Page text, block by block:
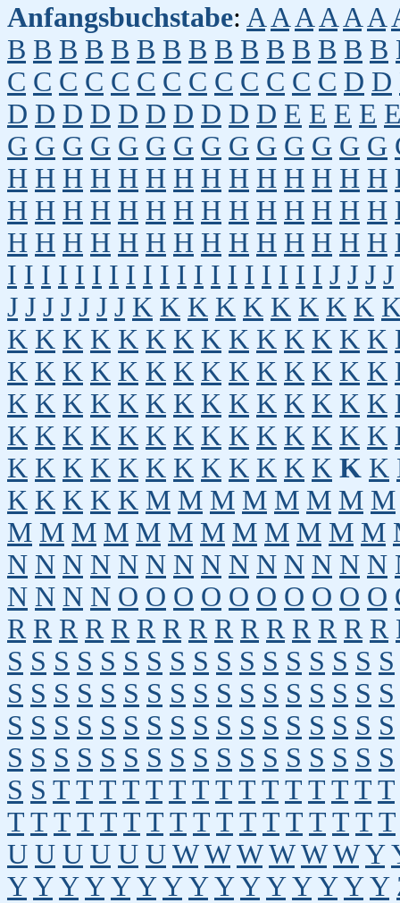
Anfangsbuchstabe: A A A A A A
B B B B B B B B B B B B B B B
C C C C C C C C C C C C C D D
D D D D D D D D D D E E E E
G G G G G G G G G G G G G G
H H H H H H H H H H H H H H
H H H H H H H H H H H H H H
H H H H H H H H H H H H H H
I I I I I I I I I I I I I I I I I I I J J J J
J J J J J J J K K K K K K K K K
K K K K K K K K K K K K K K
K K K K K K K K K K K K K K
K K K K K K K K K K K K K K
K K K K K K K K K K K K K K
K K K K K K K K K K K K K K
K K K K K M M M M M M M M
M M M M M M M M M M M M
N N N N N N N N N N N N N N
N N N N O O O O O O O O O O
R R R R R R R R R R R R R R R
S S S S S S S S S S S S S S S S S
S S S S S S S S S S S S S S S S S
S S S S S S S S S S S S S S S S S
S S S S S S S S S S S S S S S S S
S S T T T T T T T T T T T T T T T
T T T T T T T T T T T T T T T T T
U U U U U U W W W W W W Y
Y Y Y Y Y Y Y Y Y Y Y Y Y Y Y